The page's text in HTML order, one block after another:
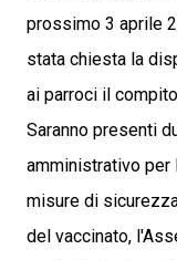
prossimo 3 aprile
stata chiesta la
ai parroci il
Saranno presenti
amministrativo per
misure di
del vaccinato,